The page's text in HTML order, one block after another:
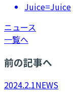
Juice=Juice
ニュース
一覧へ
前の記事へ
2024.2.1NEWS